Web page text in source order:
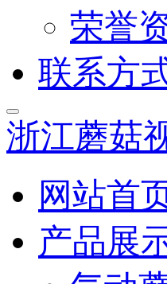
荣誉
联系方
浙江蘑菇
网站首
产品展